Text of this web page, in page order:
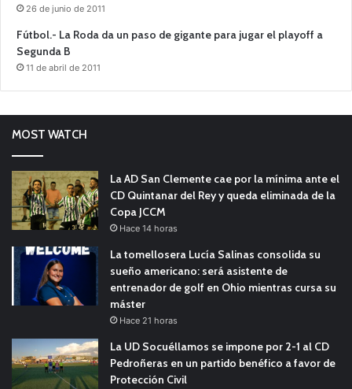
26 de junio de 2011
Fútbol.- La Roda da un paso de gigante para jugar el playoff a
Segunda B
11 de abril de 2011
MOST WATCH
La AD San Clemente cae por la mínima ante el
CD Quintanar del Rey y queda eliminada de la
Copa JCCM
Hace 14 horas
La tomellosera Lucía Salinas consolida su
sueño americano: será asistente de
entrenador de golf en Ohio mientras cursa su
máster
Hace 21 horas
La UD Socuéllamos se impone por 2-1 al CD
Pedroñeras en un partido benéfico a favor de
Protección Civil